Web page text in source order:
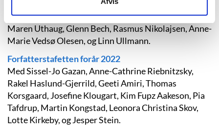
Med Jens Andersen, Marianne Larsen, Gry Jexen,
Kristian Leth, Hanne-Vibeke Holst, Dennis Jürgensen,
Maren Uthaug, Glenn Bech, Rasmus Nikolajsen, Anne-
Marie Vedsø Olesen, og Linn Ullmann.
Forfatterstafetten forår 2022
Med Sissel-Jo Gazan, Anne-Cathrine Riebnitzsky,
Rakel Haslund-Gjerrild, Geeti Amiri, Thomas
Korsgaard, Josefine Klougart, Kim Fupz Aakeson, Pia
Tafdrup, Martin Kongstad, Leonora Christina Skov,
Lotte Kirkeby, og Jesper Stein.